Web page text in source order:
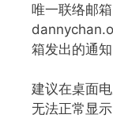
唯一联络邮箱
箱发出的通知
建议在桌面
无法正常显示